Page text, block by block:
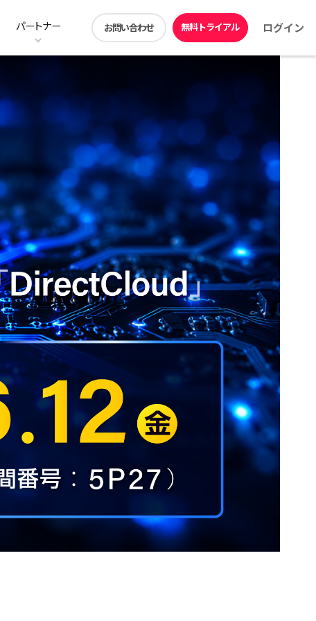
パートナー お問い合わせ 無料トライアル ログイン
DirectCloud ドライブ
ストレージ階層化の料金プラン
ユーザー機能
動画コンテンツ
アプリダウンロード
販売パートナー募集